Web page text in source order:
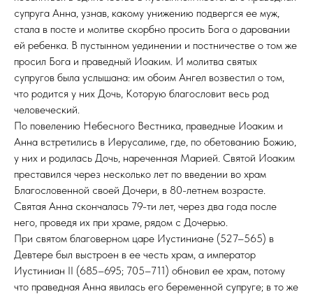
супруга Анна, узнав, какому унижению подвергся ее муж,
стала в посте и молитве скорбно просить Бога о даровании
ей ребенка. В пустынном уединении и постничестве о том же
просил Бога и праведный Иоаким. И молитва святых
супругов была услышана: им обоим Ангел возвестил о том,
что родится у них Дочь, Которую благословит весь род
человеческий.
По повелению Небесного Вестника, праведные Иоаким и
Анна встретились в Иерусалиме, где, по обетованию Божию,
у них и родилась Дочь, нареченная Марией. Святой Иоаким
преставился через несколько лет по введении во храм
Благословенной своей Дочери, в 80-летнем возрасте.
Святая Анна скончалась 79-ти лет, через два года после
него, проведя их при храме, рядом с Дочерью.
При святом благоверном царе Иустиниане (527–565) в
Девтере был выстроен в ее честь храм, а император
Иустиниан II (685–695; 705–711) обновил ее храм, потому
что праведная Анна явилась его беременной супруге; в то же